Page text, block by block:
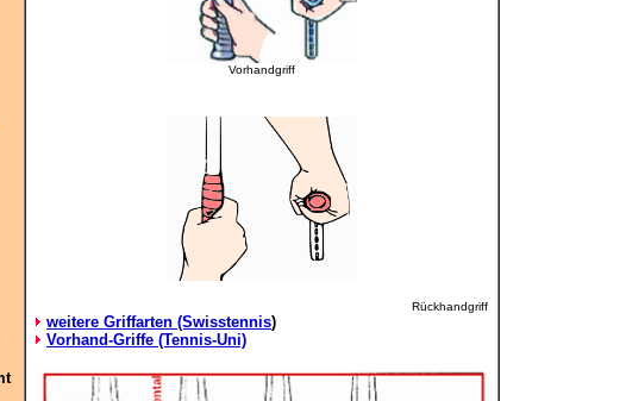
Vorhandgriff
Rückhandgriff
weitere Griffarten (Swisstennis)
Vorhand-Griffe (Tennis-Uni)